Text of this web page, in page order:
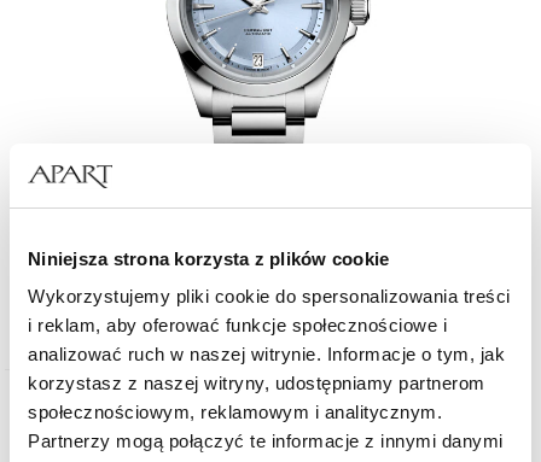
Niniejsza strona korzysta z plików cookie
Wykorzystujemy pliki cookie do spersonalizowania treści
i reklam, aby oferować funkcje społecznościowe i
analizować ruch w naszej witrynie. Informacje o tym, jak
korzystasz z naszej witryny, udostępniamy partnerom
społecznościowym, reklamowym i analitycznym.
Partnerzy mogą połączyć te informacje z innymi danymi
Longines Conquest
10 400 zł